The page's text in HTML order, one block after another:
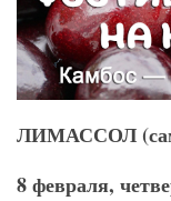
ЛИМАССОЛ
8 февраля,